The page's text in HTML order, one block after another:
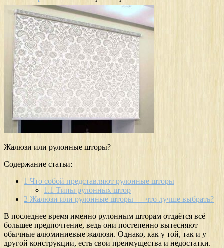
Жалюзи или рулонные шторы?
Содержание статьи:
1 Что собой представляют рулонные шторы
1.1 Типы рулонных штор
2 Жалюзи или рулонные шторы — что лучше выбрать?
В последнее время именно рулонным шторам отдаётся всё
большее предпочтение, ведь они постепенно вытесняют
обычные алюминиевые жалюзи. Однако, как у той, так и у
другой конструкции, есть свои преимущества и недостатки.